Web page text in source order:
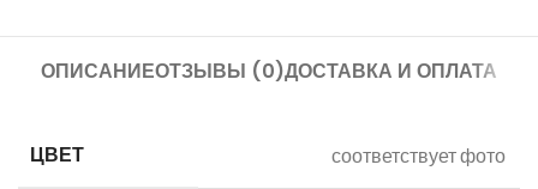
ОПИСАНИЕОТЗЫВЫ (0)ДОСТАВКА И ОПЛАТА
ЦВЕТ соответствует фото